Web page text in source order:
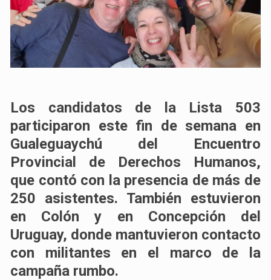
Los candidatos de la Lista 503
participaron este fin de semana en
Gualeguaychú del Encuentro
Provincial de Derechos Humanos,
que contó con la presencia de más de
250 asistentes. También estuvieron
en Colón y en Concepción del
Uruguay, donde mantuvieron contacto
con militantes en el marco de la
campaña rumbo.